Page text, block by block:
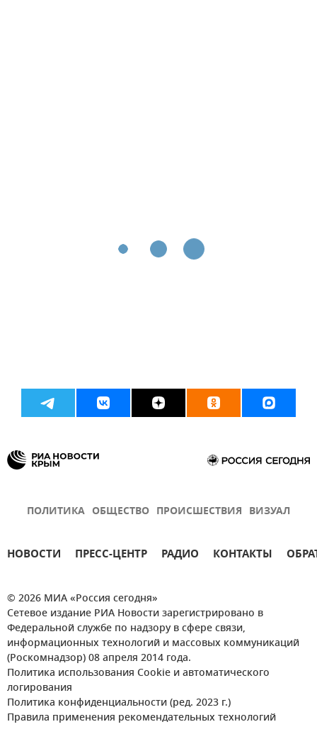
ПОЛИТИКА ОБЩЕСТВО ПРОИСШЕСТВИЯ ВИЗУАЛ
НОВОСТИ ПРЕСС-ЦЕНТР РАДИО КОНТАКТЫ
© 2026 МИА «Россия сегодня»
Сетевое издание РИА Новости зарегистрировано в
Федеральной службе по надзору в сфере связи,
информационных технологий и массовых коммуникаций
(Роскомнадзор) 08 апреля 2014 года.
Политика использования Cookie и автоматического
логирования
Политика конфиденциальности (ред. 2023 г.)
Правила применения рекомендательных технологий